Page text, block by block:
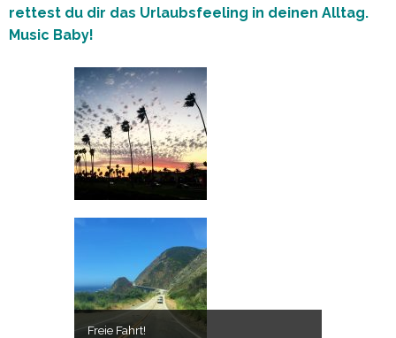
rettest du dir das Urlaubsfeeling in deinen Alltag.
Music Baby!
Freie Fahrt!